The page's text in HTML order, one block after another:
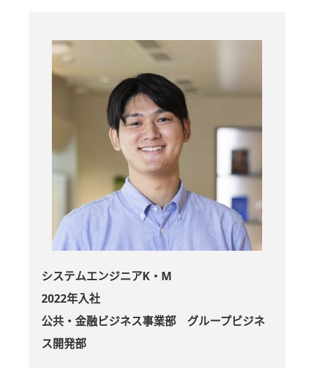
システムエンジニアK・M
2022年入社
公共・金融ビジネス事業部 グループビジネ
ス開発部